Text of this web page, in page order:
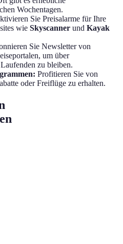
Wochentagen.
Sie Preisalarme für Ihre
wie Skyscanner und Kayak
Sie Newsletter von
um über
zu bleiben.
Profitieren Sie von
oder Freiflüge zu erhalten.